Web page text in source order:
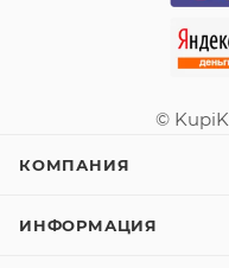
©
КОМПАНИЯ
ИНФОРМАЦИЯ